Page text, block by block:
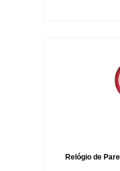
Relógio de